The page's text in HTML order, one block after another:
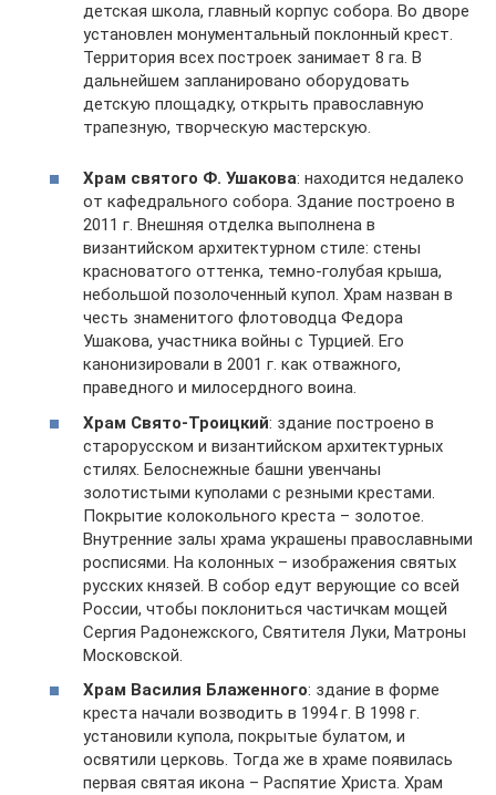
детская школа, главный корпус собора. Во дворе
установлен монументальный поклонный крест.
Территория всех построек занимает 8 га. В
дальнейшем запланировано оборудовать
детскую площадку, открыть православную
трапезную, творческую мастерскую.
Храм святого Ф. Ушакова: находится недалеко
от кафедрального собора. Здание построено в
2011 г. Внешняя отделка выполнена в
византийском архитектурном стиле: стены
красноватого оттенка, темно-голубая крыша,
небольшой позолоченный купол. Храм назван в
честь знаменитого флотоводца Федора
Ушакова, участника войны с Турцией. Его
канонизировали в 2001 г. как отважного,
праведного и милосердного воина.
Храм Свято-Троицкий: здание построено в
старорусском и византийском архитектурных
стилях. Белоснежные башни увенчаны
золотистыми куполами с резными крестами.
Покрытие колокольного креста – золотое.
Внутренние залы храма украшены православными
росписями. На колонных – изображения святых
русских князей. В собор едут верующие со всей
России, чтобы поклониться частичкам мощей
Сергия Радонежского, Святителя Луки, Матроны
Московской.
Храм Василия Блаженного: здание в форме
креста начали возводить в 1994 г. В 1998 г.
установили купола, покрытые булатом, и
освятили церковь. Тогда же в храме появилась
первая святая икона – Распятие Христа. Храм